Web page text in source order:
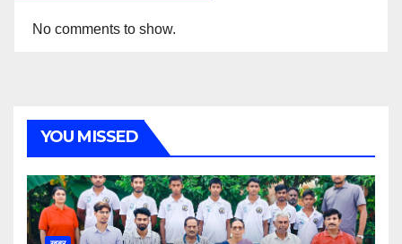
No comments to show.
YOU MISSED